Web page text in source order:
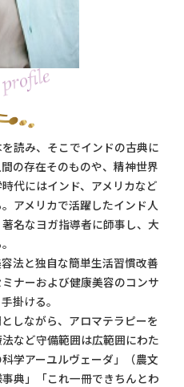
読み、そこでインドの古典に
の存在そのものや、精神世界
代にはインド、アメリカなど
アメリカで活躍したインド人
名なヨガ指導者に師事し、大
法と独自な簡単生活習慣改善
ナーおよび健康美容のコンサ
掛ける。
しながら、アロマテラピーを
など守備範囲は広範囲にわた
学アーユルヴェーダ」（農文
典」「これ一冊できちんとわ